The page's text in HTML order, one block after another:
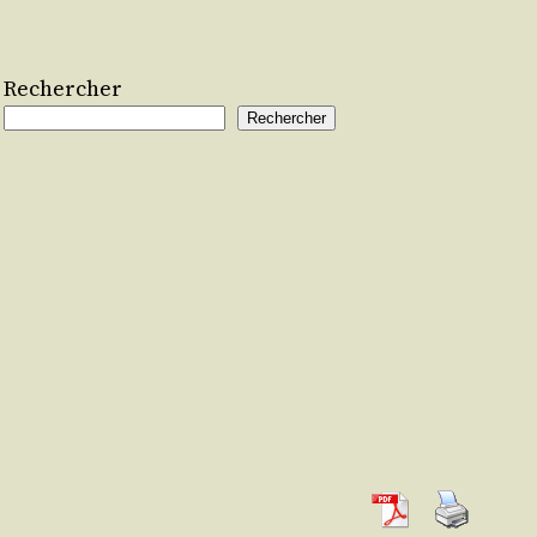
Rechercher
Rechercher